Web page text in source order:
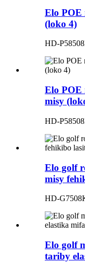
Elo POE
(loko 4)
HD-
Elo POE
misy
HD-
Elo golf
misy
HD-
Elo golf
tariby